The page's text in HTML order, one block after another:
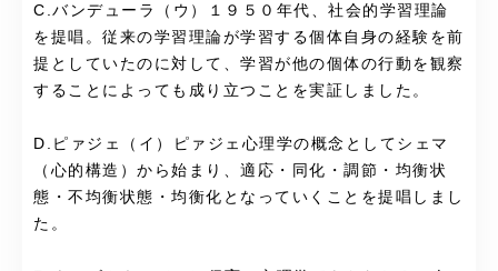
C.バンデューラ（ウ）１９５０年代、社会的学習理論
を提唱。従来の学習理論が学習する個体自身の経験を前
提としていたのに対して、学習が他の個体の行動を観察
することによっても成り立つことを実証しました。
D.ピァジェ（イ）ピァジェ心理学の概念としてシェマ
（心的構造）から始まり、適応・同化・調節・均衡状
態・不均衡状態・均衡化となっていくことを提唱しまし
た。